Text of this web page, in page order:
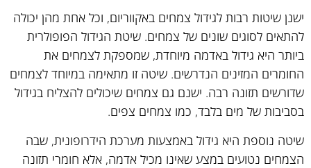
ישנן שיטות רבות לגידול צמחים באקווריום, וכל אחת מהן יכולה
להתאים לסוגים שונים של צמחים. שיטת הגידול הפופולרית
ביותר היא גידול באדמה מיוחדת, שמספקת לצמחים את
החומרים המזינים הנדרשים. שיטה זו מתאימה במיוחד לצמחים
שדורשים תזונה רבה. ישנם גם צמחים שיכולים להצליח בגידול
בסביבות של מים בלבד, כמו צמחים צפים.
שיטה נוספת היא גידול באמצעות מערכת הידרופונית, שבה
הצמחים נטועים במצע שאינו מכיל אדמה, אלא חומרי תזונה